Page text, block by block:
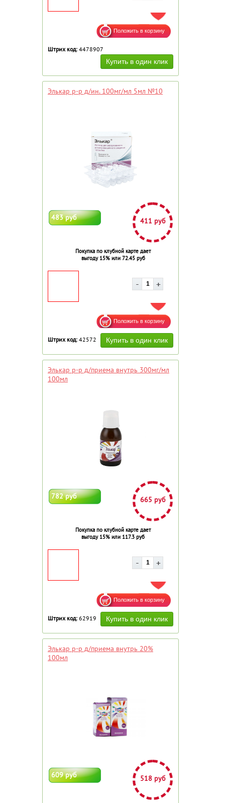
ДОБАВИТЬ В ИЗБРАННОЕ
Штрих код: 4478907
Элькар р-р д/ин. 100мг/мл 5мл №10
483 руб 411 руб
Покупка по клубной карте дает
выгоду 15% или 72.45 руб
ДОБАВИТЬ В ИЗБРАННОЕ
Штрих код: 42572
Элькар р-р д/приема внутрь 300мг/мл
100мл
782 руб 665 руб
Покупка по клубной карте дает
выгоду 15% или 117.3 руб
ДОБАВИТЬ В ИЗБРАННОЕ
Штрих код: 62919
Элькар р-р д/приема внутрь 20%
100мл
609 руб 518 руб